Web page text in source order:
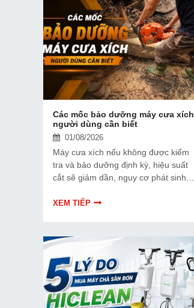
Các mốc bảo dưỡng máy cưa xích
người dùng cần biết
01/08/2026
Máy cưa xích nếu không được kiểm
tra và bảo dưỡng định kỳ, hiệu suất
cắt sẽ giảm dần, nguy cơ phát sinh
nên bảo dưỡng cưa xích một lần?
XEM TIẾP